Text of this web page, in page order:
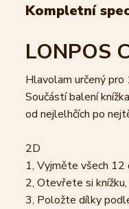
Kompletní
LONPOS
Hlavolam určený
Součástí balení
od nejlelhčích po
2D
1, Vyjměte všech
2, Otevřete si
3, Položte dílky